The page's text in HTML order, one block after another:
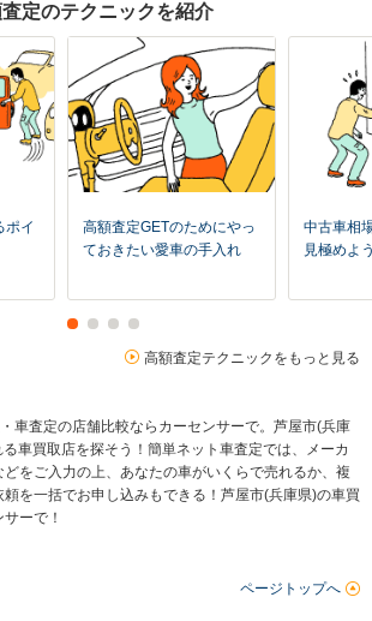
定のテクニックを紹介
ポイ
高額査定GETのためにやっ
ておきたい愛車の手入れ
中古車相
見極めよ
高額査定テクニックをもっと見る
車査定の店舗比較ならカーセンサーで。芦屋市(兵庫
車買取店を探そう！簡単ネット車査定では、メーカ
をご入力の上、あなたの車がいくらで売れるか、複
を一括でお申し込みもできる！芦屋市(兵庫県)の車買
ーで！
ページトップへ